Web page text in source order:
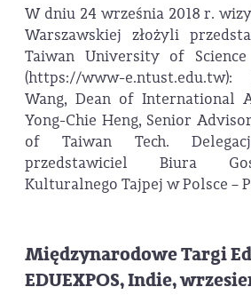
W dniu 24 września 2018 r.
Warszawskiej złożyli
Taiwan University of
(https://www-
Wang, Dean of International
Yong-Chie Heng, Senior
of Taiwan Tech.
przedstawiciel Biura
Kulturalnego Tajpej w Polsce –
Międzynarodowe Targi
EDUEXPOS, Indie,